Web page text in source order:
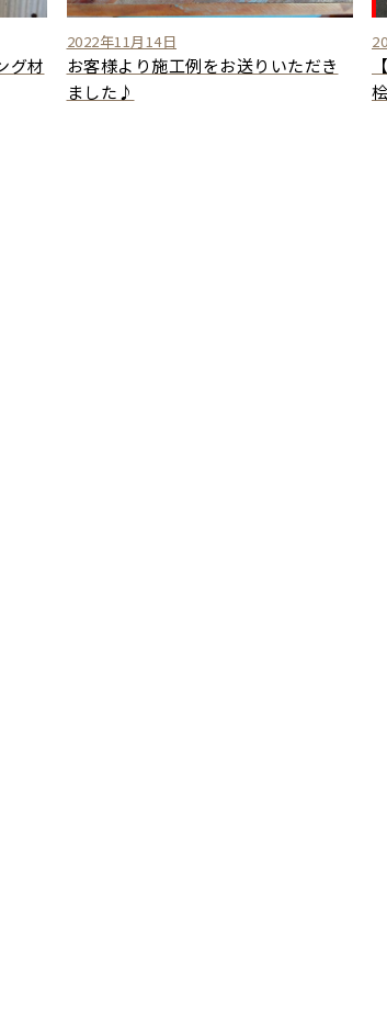
グ材
2022年11月14日
お客様より施工例をお送りいただき
ました♪